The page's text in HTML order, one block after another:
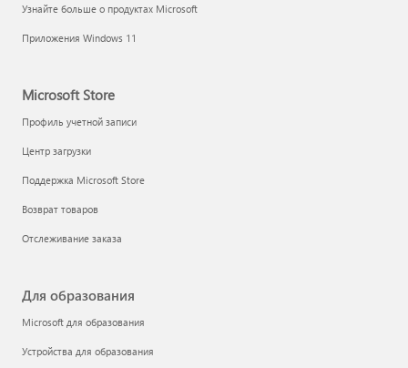
Узнайте больше о продуктах Microsoft
Приложения Windows 11
Microsoft Store
Профиль учетной записи
Центр загрузки
Поддержка Microsoft Store
Возврат товаров
Отслеживание заказа
Для образования
Microsoft для образования
Устройства для образования